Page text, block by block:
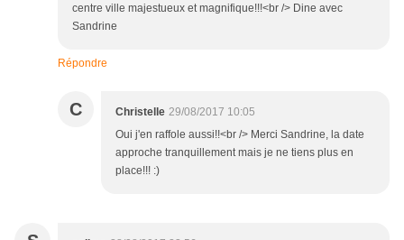
centre ville majestueux et magnifique!!!<br /> Dine avec
Sandrine
Répondre
C Christelle 29/08/2017 10:05
Oui j'en raffole aussi!!<br /> Merci Sandrine, la date
approche tranquillement mais je ne tiens plus en
place!!! :)